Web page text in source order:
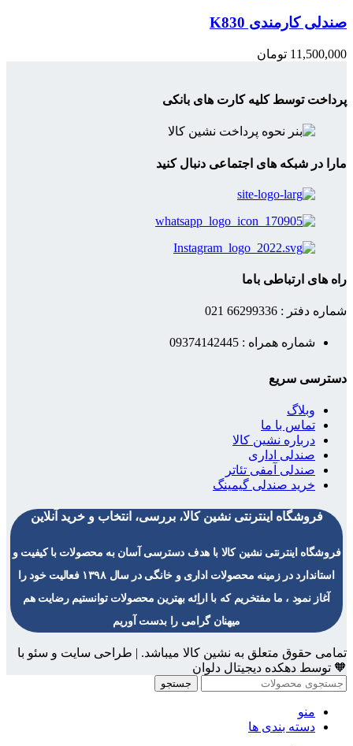
صندلی کارمندی K830
11,500,000 تومان
پرداخت توسط کلیه کارت های بانکی
مارا در شبکه های اجتماعی دنبال کنید
راه های ارتباطی باما
شماره دفتر : 66299336 021
شماره همراه : 09374142445
دسترسی سریع
وبلاگ
تماس با ما
درباره نشین کالا
صندلی اداری
صندلی آمفی تئاتر
خرید صندلی گیمینگ
فروشگاه اینترنتی نشین کالا، بررسی، انتخاب و خرید آنلاین
فروشگاه اینترنتی نشین کالا با هدف دسترسی آسان به محصولات با کیفیت و
استاندارد در زمینه محصولات اداری و خانگی در سال ۱۳۹۸ فعالیت خود را
آغاز نمود ، ما مفتخریم که با اراِئه بهترین محصولات توانستیم رضایت هم
میهنان گرامی را بدست آوریم
تمامی حقوق متعلق به نشین کالا میباشد. | طراحی سایت و سئو با
🧡 توسط دهکده دیجیتال دلوان
جستجو
منو
دسته بندی ها